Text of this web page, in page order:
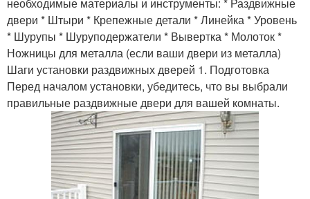
двери * Штыри * Крепежные детали * Линейка * Уровень
* Шурупы * Шуруподержатели * Вывертка * Молоток *
Ножницы для металла (если ваши двери из металла)
Шаги установки раздвижных дверей 1. Подготовка
Перед началом установки, убедитесь, что вы выбрали
правильные раздвижные двери для вашей комнаты.